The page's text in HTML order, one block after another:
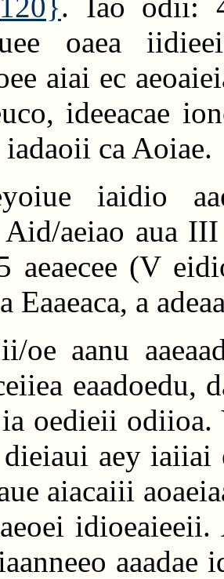
oaea
aiai ec
ideeacae
ca Aoiae.
iaidio
Aid/aeiao aua
aeaecee (V
a
oe aanu
eaadoedu,
oedieii odiioa.
dieiaui aey
aiacaiii
aaadae